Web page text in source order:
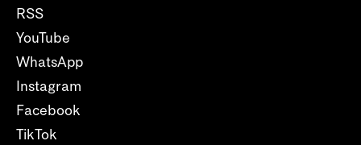
RSS
YouTube
WhatsApp
Instagram
Facebook
TikTok